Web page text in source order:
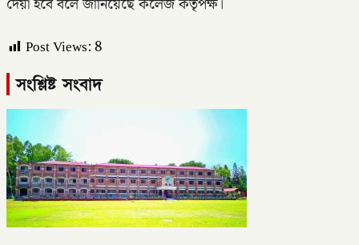
দেয়া হবে বলে জানিয়েছে কলেজ কর্তৃপক্ষ।
Post Views:8
সংশ্লিষ্ট সংবাদ